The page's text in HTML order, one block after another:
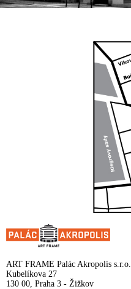
ART FRAME Palác Akropolis s.r.o.
Kubelíkova 27
130 00, Praha 3 - Žižkov